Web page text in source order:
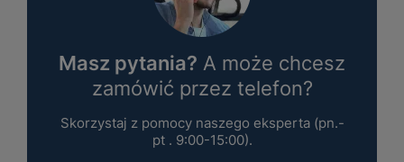
Masz pytania? A może chcesz
zamówić przez telefon?
Skorzystaj z pomocy naszego eksperta (pn.-
pt . 9:00-15:00).